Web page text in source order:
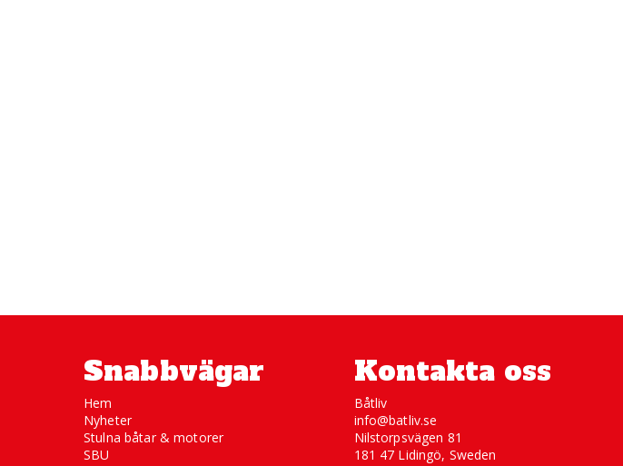
Snabbvägar
Hem
Nyheter
Stulna båtar & motorer
SBU
Kontakta oss
Båtliv
info@batliv.se
Nilstorpsvägen 81
181 47 Lidingö, Sweden